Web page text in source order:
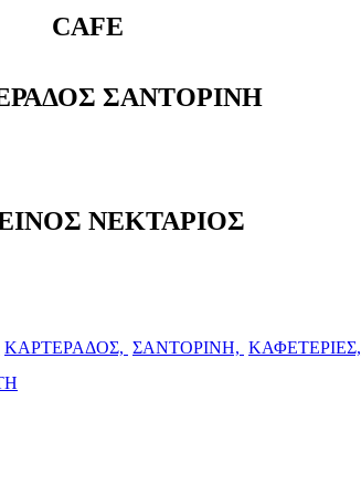
CAFE
ΣΑΝΤΟΡΙΝΗ
ΝΕΚΤΑΡΙΟΣ
ΚΑΡΤΕΡΑΔΟΣ, ΣΑΝΤΟΡΙΝΗ, ΚΑΦΕΤΕΡΙΕΣ,